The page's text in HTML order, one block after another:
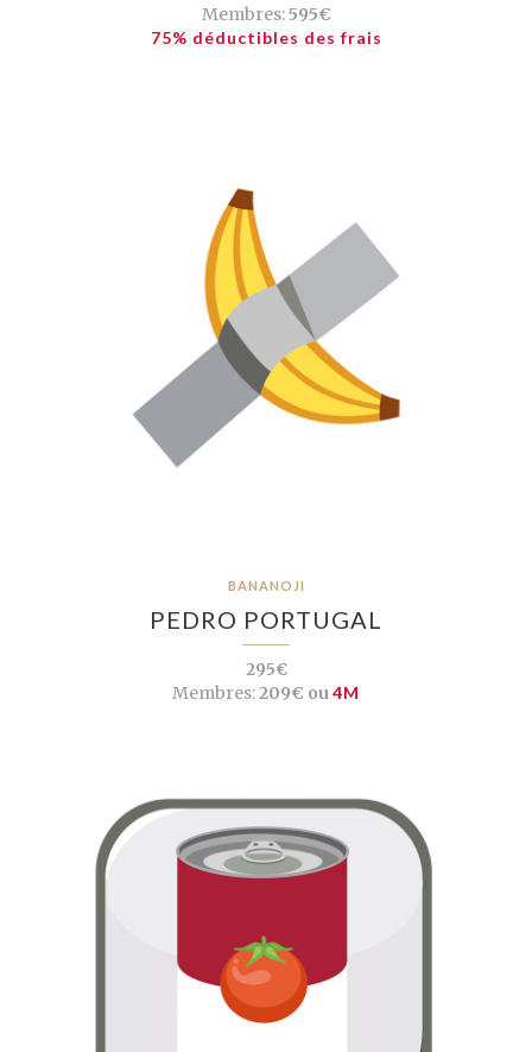
Membres:595€
75% déductibles des frais
BANANOJI
PEDRO PORTUGAL
295€
Membres:209€ ou4M